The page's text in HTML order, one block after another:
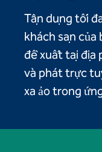
Tận dụng tối
khách sạn
đề xuất tại địa
và phát trực
xa ảo trong